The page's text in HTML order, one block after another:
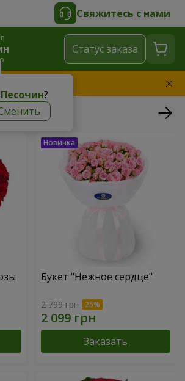
Свяжитесь с нами
Песочин?
Cтатус заказа
Букет "Нежное сердце"
2 799 грн
Заказать